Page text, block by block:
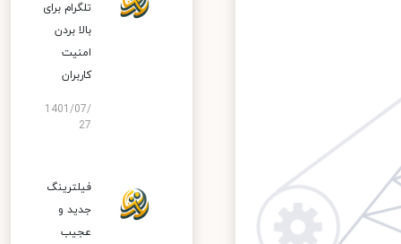
تلگرام برای
بالا بردن
امنیت
کاربران
1401/07/
27
فیلترینگ
جدید و
عجیب